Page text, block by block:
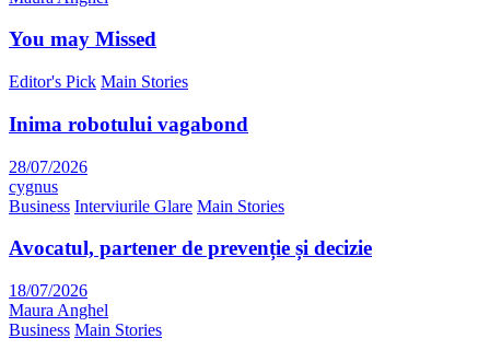
You may Missed
Editor's Pick Main Stories
Inima robotului vagabond
28/07/2026
cygnus
Business Interviurile Glare Main Stories
Avocatul, partener de prevenție și decizie
18/07/2026
Maura Anghel
Business Main Stories